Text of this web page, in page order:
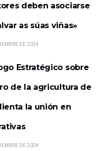
deben asociarse
as súas viñas»
DE 2024
Estratégico sobre
de la agricultura de
la unión en
DE 2024